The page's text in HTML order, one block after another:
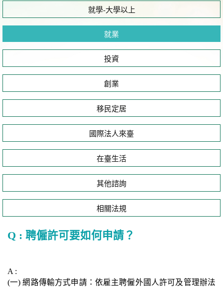
就學-大學以上
就業
投資
創業
移民定居
國際法人來臺
在臺生活
其他諮詢
相關法規
Q : 聘僱許可要如何申請？
A :
(一) 網路傳輸方式申請：依雇主聘僱外國人許可及管理辦法